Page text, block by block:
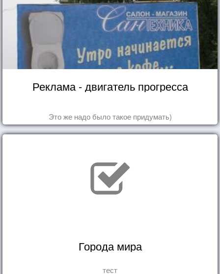
Реклама - двигатель прогресса
Это же надо было такое придумать)
Города мира
тест